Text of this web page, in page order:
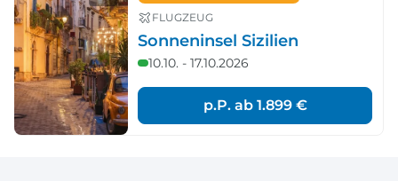
FLUGZEUG
Sonneninsel Sizilien
10.10. - 17.10.2026
p.P. ab 1.899 €